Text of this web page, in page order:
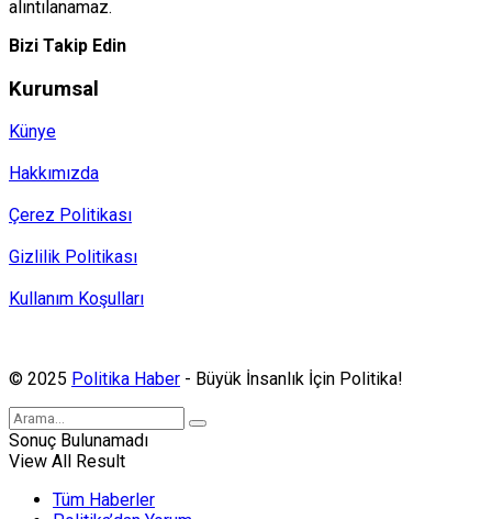
alıntılanamaz.
Bizi Takip Edin
Kurumsal
Künye
Hakkımızda
Çerez Politikası
Gizlilik Politikası
Kullanım Koşulları
© 2025 Politika Haber - Büyük İnsanlık İçin Politika!
Sonuç Bulunamadı
View All Result
Tüm Haberler